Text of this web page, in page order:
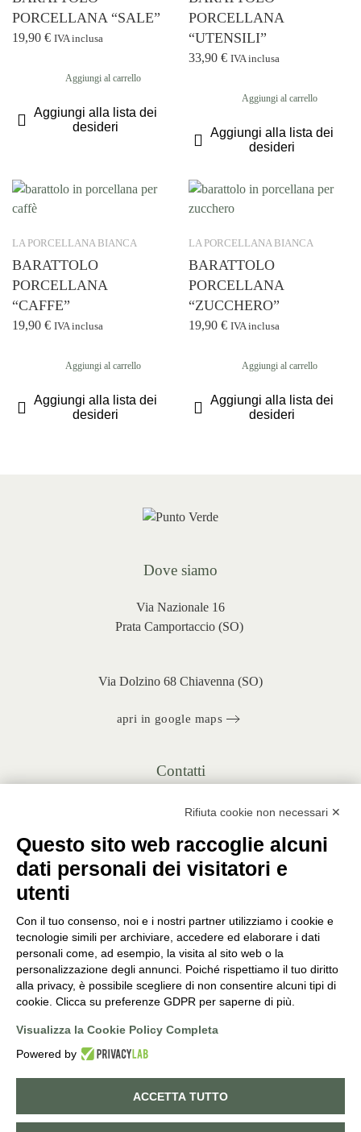
PORCELLANA “SALE”
19,90 € IVA inclusa
Aggiungi al carrello
Aggiungi alla lista dei
desideri
PORCELLANA
“UTENSILI”
33,90 € IVA inclusa
Aggiungi al carrello
Aggiungi alla lista dei
desideri
LA PORCELLANA BIANCA
BARATTOLO
PORCELLANA
“CAFFE”
19,90 € IVA inclusa
Aggiungi al carrello
Aggiungi alla lista dei
desideri
LA PORCELLANA BIANCA
BARATTOLO
PORCELLANA
“ZUCCHERO”
19,90 € IVA inclusa
Aggiungi al carrello
Aggiungi alla lista dei
desideri
Dove siamo
Via Nazionale 16
Prata Camportaccio (SO)
Via Dolzino 68 Chiavenna (SO)
apri in google maps
Contatti
+39 0343 20430
INFO@PUNTOVERDEPRATA.IT
ORDINI@PUNTOVERDEPRATA.IT
Orari di apertura
Lunedì - Sabato
8:30-12:15 | 14:45-19:00
Domenica
9:00-12:15 | 14:45-19:00
NORATECH.
Rifiuta cookie non necessari ✕
Questo sito web raccoglie alcuni
dati personali dei visitatori e
utenti
Con il tuo consenso, noi e i nostri partner utilizziamo i cookie e
tecnologie simili per archiviare, accedere ed elaborare i dati
personali come, ad esempio, la visita al sito web o la
personalizzazione degli annunci. Poiché rispettiamo il tuo diritto
alla privacy, è possibile scegliere di non consentire alcuni tipi di
cookie. Clicca su preferenze GDPR per saperne di più.
Visualizza la Cookie Policy Completa
Powered by
ACCETTA TUTTO